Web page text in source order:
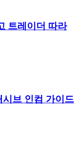
트레이더 따라
브 인컴 가이드